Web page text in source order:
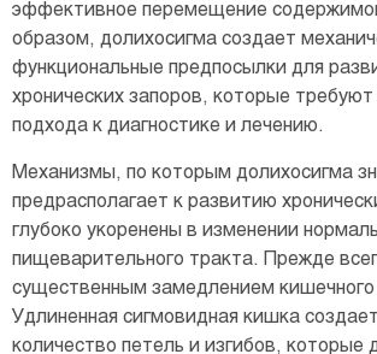
эффективное перемещение
образом, долихосигма создает
функциональные предпосылки для
хронических запоров, которые требуют
подхода к диагностике и лечению.
Механизмы, по которым долихосигма
предрасполагает к развитию
глубоко укоренены в изменении
пищеварительного тракта. Прежде
существенным замедлением кишечного
Удлиненная сигмовидная кишка
количество петель и изгибов, которые